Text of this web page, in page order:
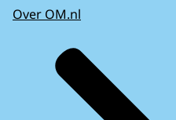
Over OM.nl